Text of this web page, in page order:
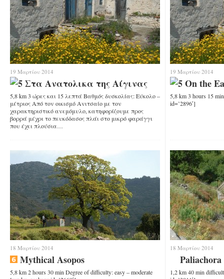
19 Μαρτίου 2014
Στα Ανατολικα της Αίγινας
5,8 km 3 ώρες και 15 λεπτά Βαθμός δυσκολίας: Εύκολο –
μέτριος Από τον οικισμό Ανιτσαίο με τον
χαρακτηριστικό ανεμόμυλο, κατηφορίζουμε προς
βορρά μέχρι το πευκόδασος πλάι στο μικρό φαράγγι
που έχει πλούσια…
19 Μαρτίου 2014
On the
5,8 km 3 hours 15
id=’2896′]
18 Μαρτίου 2014
Mythical Asopos
5,8 km 2 hours 30 min Degree of difficulty: easy – moderate
18 Μαρτίου 2014
Paliachora
1,2 km 40 min